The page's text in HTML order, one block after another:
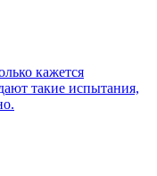
кажется
такие испытания,